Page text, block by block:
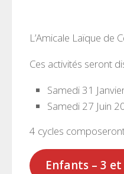
L’Amicale Laïque de
Ces activités seront
Samedi 31
Samedi 27 Juin
4 cycles
Enfants – 3